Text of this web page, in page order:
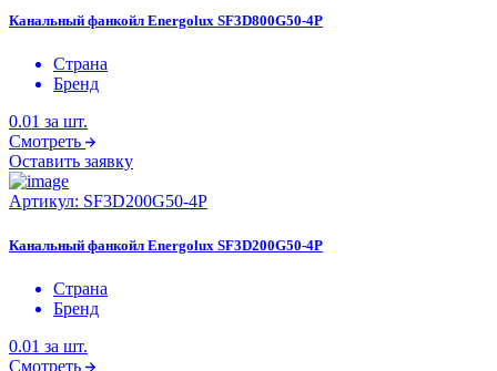
Канальный фанкойл Energolux SF3D800G50-4P
Страна
Бренд
0.01 за шт.
Смотреть
Оставить заявку
Артикул: SF3D200G50-4P
Канальный фанкойл Energolux SF3D200G50-4P
Страна
Бренд
0.01 за шт.
Смотреть